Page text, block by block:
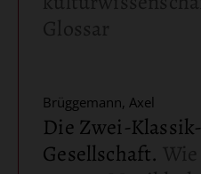
Brüggemann, Axel
Die Zwei-Klassik-
Gesellschaft.